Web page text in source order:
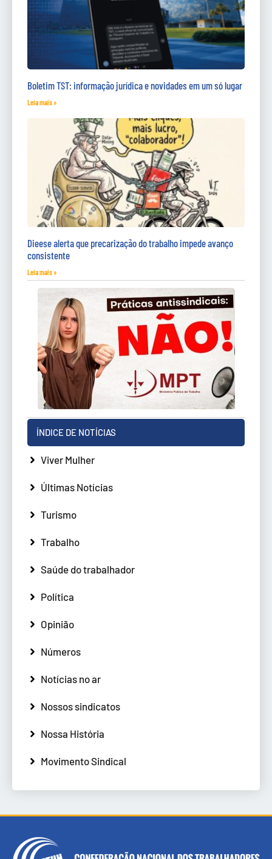
Boletim TST: informação jurídica e novidades em um só lugar
Leia mais »
Dieese alerta que precarização do trabalho impede avanço
consistente
Leia mais »
ÍNDICE DE NOTÍCIAS
Viver Mulher
Últimas Notícias
Turismo
Trabalho
Saúde do trabalhador
Política
Opinião
Números
Notícias no ar
Nossos sindicatos
Nossa História
Movimento Sindical